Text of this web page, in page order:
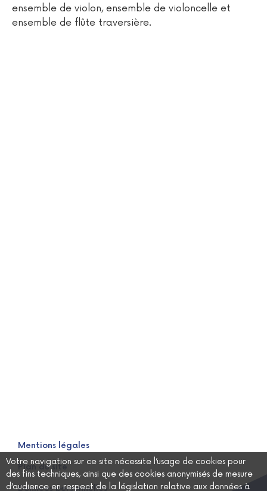
Votre navigation sur ce site nécessite l’usage de cookies pour
des fins techniques, ainsi que des cookies anonymisés de mesure
d’audience en respect de la législation relative aux données à
ensemble de violon, ensemble de violoncelle et
ensemble de flûte traversière.
Mentions légales
Plan du site
Données personnelles